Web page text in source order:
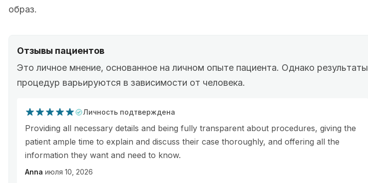
образ.
Отзывы пациентов
Это личное мнение, основанное на личном опыте пациента. Однако результаты
процедур варьируются в зависимости от человека.
Личность подтверждена
Providing all necessary details and being fully transparent about procedures, giving the
patient ample time to explain and discuss their case thoroughly, and offering all the
information they want and need to know.
Anna июля 10, 2026